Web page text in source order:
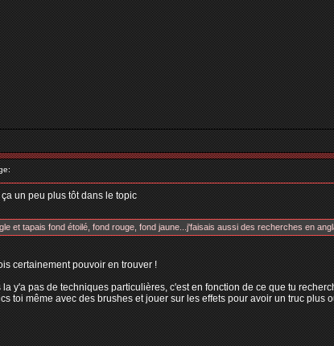
un peu plus tôt dans le topic
et tapais fond étoilé, fond rouge, fond jaune...j'faisais aussi des recherches en
certainement pouvoir en trouver !
y'a pas de techniques particulières, c'est en fonction de ce que tu
toi même avec des brushes et jouer sur les effets pour avoir un truc